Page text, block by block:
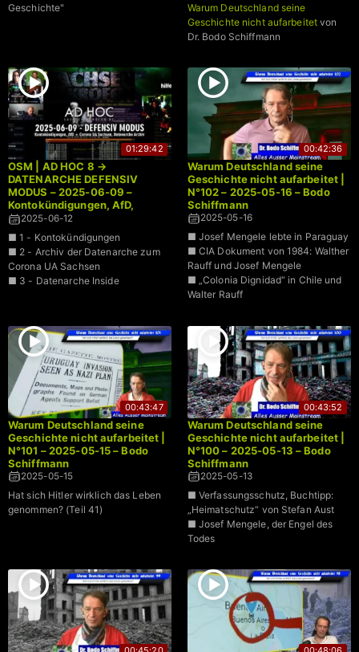
Geschichte"
Warum Deutschland seine
Geschichte nicht aufarbeitet von
Dr. Bodo Schiffmann
01:29:42
OSM | AD HOC 8 →
DATENARCHE DEFENSIV
MODUS – 2025-06-09 –
Kontokündigungen, AfD,
Corona UA Sachsen
2025-06-12
■ 1 - Kontokündigungen
■ 2 - Archiv der Datenarche zum
Corona UA Sachsen
■ 3 - Datenarche Inside
00:42:36
Warum Deutschland seine
Geschichte nicht aufarbeitet |
N°102 – 2025-05-16 – Bodo
Schiffmann
2025-05-16
■ Josef Mengele lebte in Paraguay
■ CIA Dokument von 1984: Walther
Rauff und Josef Mengele
■ „Colonia Dignidad“ in Chile und
Walter Rauff
00:43:47
Warum Deutschland seine
Geschichte nicht aufarbeitet |
N°101 – 2025-05-15 – Bodo
Schiffmann
2025-05-15
Hat sich Hitler wirklich das Leben
genommen? (Teil 41)
00:43:52
Warum Deutschland seine
Geschichte nicht aufarbeitet |
N°100 – 2025-05-13 – Bodo
Schiffmann
2025-05-13
■ Verfassungsschutz, Buchtipp:
„Heimatschutz“ von Stefan Aust
■ Josef Mengele, der Engel des
Todes